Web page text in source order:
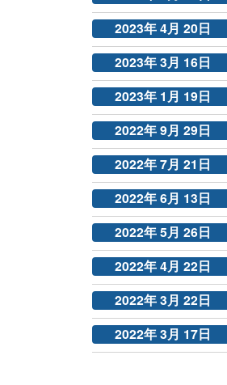
2023年 4月 20日
2023年 3月 16日
2023年 1月 19日
2022年 9月 29日
2022年 7月 21日
2022年 6月 13日
2022年 5月 26日
2022年 4月 22日
2022年 3月 22日
2022年 3月 17日